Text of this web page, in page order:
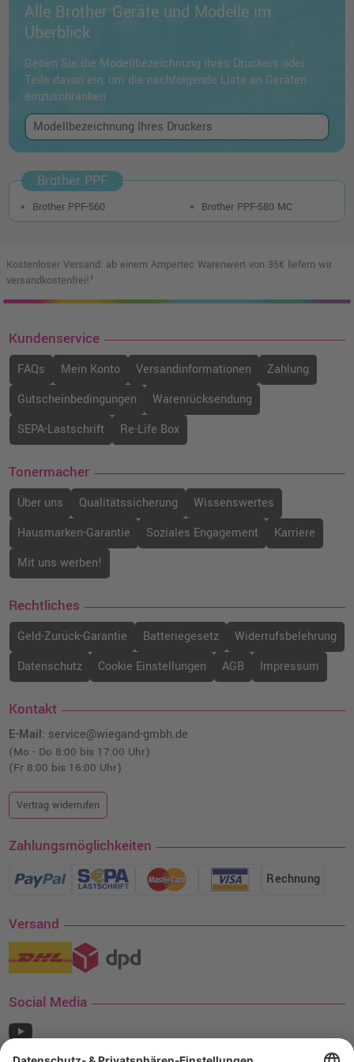
Alle Brother Geräte und Modelle im
Überblick
Geben Sie die Modellbezeichnung Ihres Druckers oder
Teile davon ein, um die nachfolgende Liste an Geräten
einzuschränken
Brother PPF
Brother PPF-560 Brother PPF-580 MC
Kostenloser Versand: ab einem Ampertec Warenwert von 35€ liefern wir
versandkostenfrei!¹
Kundenservice
FAQs Mein Konto Versandinformationen
Zahlung
Gutscheinbedingungen
Warenrücksendung
SEPA-Lastschrift
Re-Life Box
Tonermacher
Über uns Qualitätssicherung
Wissenswertes
Hausmarken-Garantie
Soziales Engagement
Karriere
Mit uns werben!
Rechtliches
Geld-Zurück-Garantie Batteriegesetz
Widerrufsbelehrung
Datenschutz
Cookie Einstellungen AGB Impressum
Kontakt
E-Mail: service@wiegand-gmbh.de
(Mo - Do 8:00 bis 17:00 Uhr)
(Fr 8:00 bis 16:00 Uhr)
Vertrag widerrufen
Zahlungsmöglichkeiten
Rechnung
Versand
Social Media